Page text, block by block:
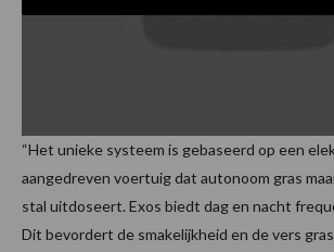
“Het unieke systeem is gebaseerd op een
aangedreven voertuig dat autonoom gras
stal uitdoseert. Exos biedt dag en nacht
Dit bevordert de smakelijkheid en de vers